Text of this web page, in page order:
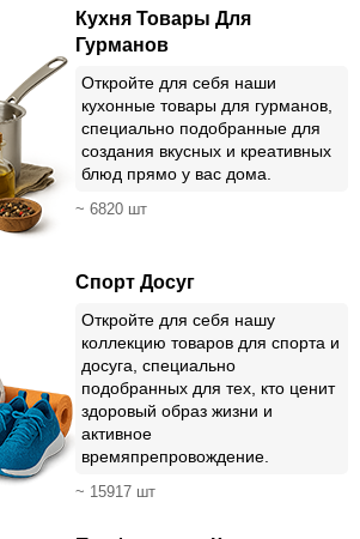
Кухня Товары Для
Гурманов
Откройте для себя наши
кухонные товары для гурманов,
специально подобранные для
создания вкусных и креативных
блюд прямо у вас дома.
~ 6820 шт
Спорт Досуг
Откройте для себя нашу
коллекцию товаров для спорта и
досуга, специально
подобранных для тех, кто ценит
здоровый образ жизни и
активное
времяпрепровождение.
~ 15917 шт